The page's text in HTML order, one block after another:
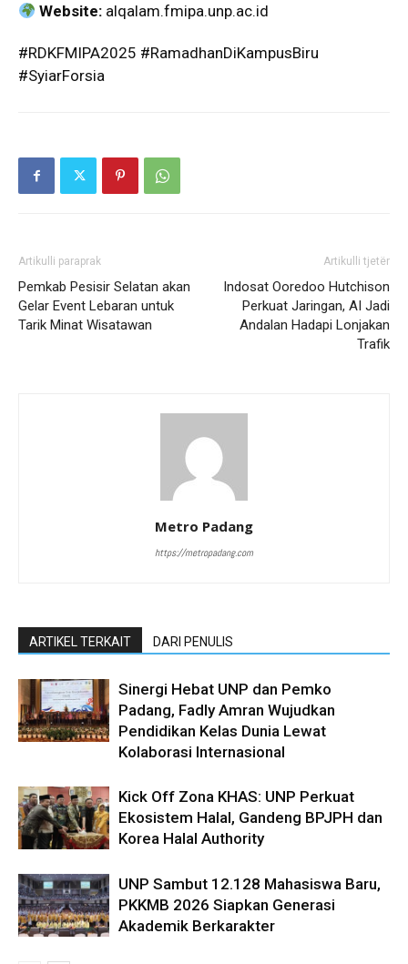
Website: alqalam.fmipa.unp.ac.id
#RDKFMIPA2025 #RamadhanDiKampusBiru
#SyiarForsia
Artikulli paraprak
Pemkab Pesisir Selatan akan
Gelar Event Lebaran untuk
Tarik Minat Wisatawan
Artikulli tjetër
Indosat Ooredoo Hutchison
Perkuat Jaringan, AI Jadi
Andalan Hadapi Lonjakan
Trafik
Metro Padang
https://metropadang.com
ARTIKEL TERKAIT DARI PENULIS
Sinergi Hebat UNP dan Pemko
Padang, Fadly Amran Wujudkan
Pendidikan Kelas Dunia Lewat
Kolaborasi Internasional
Kick Off Zona KHAS: UNP Perkuat
Ekosistem Halal, Gandeng BPJPH dan
Korea Halal Authority
UNP Sambut 12.128 Mahasiswa Baru,
PKKMB 2026 Siapkan Generasi
Akademik Berkarakter